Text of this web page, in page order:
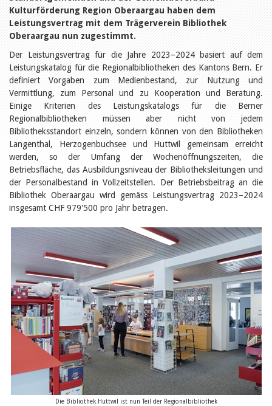
biblioBE nutzen
Personal
Qualitätsmanagement
Recht und Politik
Öffentlichkeitsarbeit
Leseförderung
Aus aller Welt
Verschiedenes
Lesetipps
Tags
Aus- und Weiterbildung
Veranstaltungen
Kinder- und Jugendmedien
Bibliothek und Schule
Bibliotheksförderung
Zielpublikum Kinder und
Jugendliche
Einmalige Beiträge
Bibliotheksangebote
Unterstützungsbeiträge
Rezensionen
Schweizer Literatur
Alle Tags
Autoren
Julie Greub
Birgit Libiszewski
Ursula Strahm
Sandra Dettwyler
Sibylle Birrer
Javier Lopez
Céline Graf
Felicitas Isler
Andrea Grichting
Kulturförderung Region Oberaargau haben dem
Leistungsvertrag mit dem Trägerverein Bibliothek
Oberaargau nun zugestimmt.
Der Leistungsvertrag für die Jahre 2023–2024 basiert auf dem
Leistungskatalog für die Regionalbibliotheken des Kantons Bern. Er
definiert Vorgaben zum Medienbestand, zur Nutzung und
Vermittlung, zum Personal und zu Kooperation und Beratung.
Einige Kriterien des Leistungskatalogs für die Berner
Regionalbibliotheken müssen aber nicht von jedem
Bibliotheksstandort einzeln, sondern können von den Bibliotheken
Langenthal, Herzogenbuchsee und Huttwil gemeinsam erreicht
werden, so der Umfang der Wochenöffnungszeiten, die
Betriebsfläche, das Ausbildungsniveau der Bibliotheksleitungen und
der Personalbestand in Vollzeitstellen. Der Betriebsbeitrag an die
Bibliothek Oberaargau wird gemäss Leistungsvertrag 2023–2024
insgesamt CHF 979'500 pro Jahr betragen.
Die Bibliothek Huttwil ist nun Teil der Regionalbibliothek